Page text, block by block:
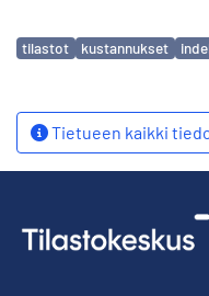
Avainsanat
tilastot kustannukset
Tietueen kaikki